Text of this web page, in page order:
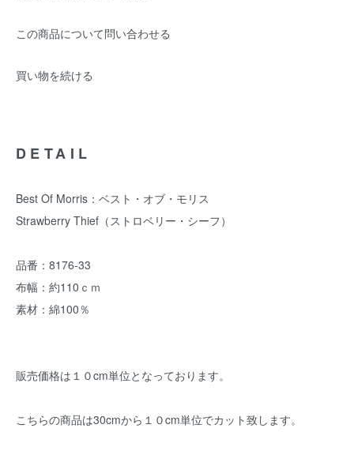
この商品について問い合わせる
買い物を続ける
DETAIL
Best Of Morris：ベスト・オブ・モリス
Strawberry Thief（ストロベリー・シーフ）
品番：8176-33
布幅：約110ｃｍ
素材：綿100％
販売価格は１０cm単位となっております。
こちらの商品は30cmから１０cm単位でカット致します。